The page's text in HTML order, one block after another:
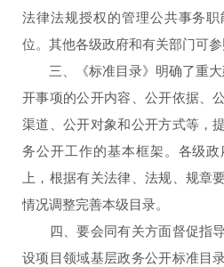
法律法规授权的管理公共事务
位。其他各级政府和有关部门可参
三、《标准目录》明确了重大
开事项的公开内容、公开依据、
渠道、公开对象和公开方式等，
务公开工作的基本框架。各级
上，根据有关法律、法规、规章
情况调整完善本级目录。
四、要会同有关方面督促指导
设项目领域基层政务公开标准目